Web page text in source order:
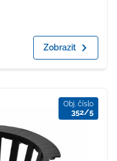
Zobrazit
Obj. číslo
352/5